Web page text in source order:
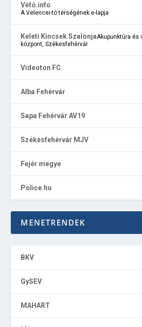
Vétó.info
A Velencei-tó térségének e-lapja
Keleti Kincsek SzalonjaAkupunktúra és
központ, Székesfehérvár
Videoton FC
Alba Fehérvár
Sapa Fehérvár AV19
Székesfehérvár MJV
Fejér megye
Police.hu
MENETRENDEK
BKV
GySEV
MAHART